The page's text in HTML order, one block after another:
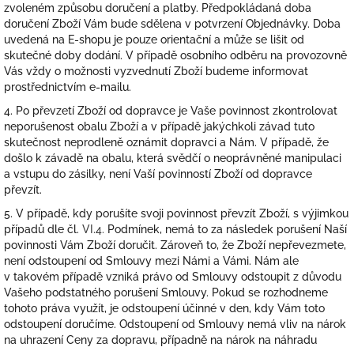
zvoleném způsobu doručení a platby. Předpokládaná doba
doručení Zboží Vám bude sdělena v potvrzení Objednávky. Doba
uvedená na E-shopu je pouze orientační a může se lišit od
skutečné doby dodání. V případě osobního odběru na provozovně
Vás vždy o možnosti vyzvednutí Zboží budeme informovat
prostřednictvím e-mailu.
4. Po převzetí Zboží od dopravce je Vaše povinnost zkontrolovat
neporušenost obalu Zboží a v případě jakýchkoli závad tuto
skutečnost neprodleně oznámit dopravci a Nám. V případě, že
došlo k závadě na obalu, která svědčí o neoprávněné manipulaci
a vstupu do zásilky, není Vaší povinností Zboží od dopravce
převzít.
5. V případě, kdy porušíte svoji povinnost převzít Zboží, s výjimkou
případů dle čl. VI.4. Podmínek, nemá to za následek porušení Naší
povinnosti Vám Zboží doručit. Zároveň to, že Zboží nepřevezmete,
není odstoupení od Smlouvy mezi Námi a Vámi. Nám ale
v takovém případě vzniká právo od Smlouvy odstoupit z důvodu
Vašeho podstatného porušení Smlouvy. Pokud se rozhodneme
tohoto práva využít, je odstoupení účinné v den, kdy Vám toto
odstoupení doručíme. Odstoupení od Smlouvy nemá vliv na nárok
na uhrazení Ceny za dopravu, případně na nárok na náhradu